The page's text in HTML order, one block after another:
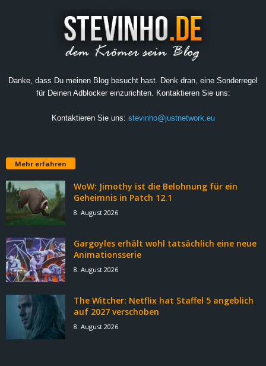
Danke, dass Du meinen Blog besucht hast. Denk dran, eine Sonderregel
für Deinen Adblocker einzurichten. Kontaktieren Sie uns:
Kontaktieren Sie uns: stevinho@justnetwork.eu
Mehr erfahren
WoW: Jimothy ist die Belohnung für ein
Geheimnis in Patch 12.1
8. August 2026
Gargoyles erhält wohl tatsächlich eine neue
Animationsserie
8. August 2026
The Witcher: Netflix hat Staffel 5 angeblich
auf 2027 verschoben
8. August 2026